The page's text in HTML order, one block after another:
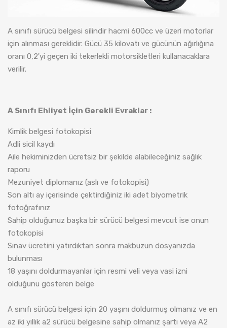
A sınıfı sürücü belgesi silindir hacmi 600cc ve üzeri motorlar
için alınması gereklidir. Gücü 35 kilovatı ve gücünün ağırlığına
oranı 0,2'yi geçen iki tekerlekli motorsikletleri kullanacaklara
verilir.
A Sınıfı Ehliyet İçin Gerekli Evraklar :
Kimlik belgesi fotokopisi
Adli sicil kaydı
Aile hekiminizden ücretsiz bir şekilde alabileceğiniz sağlık
raporu
Mezuniyet diplomanız (aslı ve fotokopisi)
Son altı ay içerisinde çektirdiğiniz iki adet biyometrik
fotoğrafınız
Sahip olduğunuz başka bir sürücü belgesi mevcut ise onun
fotokopisi
Sınav ücretini yatırdıktan sonra makbuzun dosyanızda
bulunması
18 yaşını doldurmayanlar için resmi veli veya vasi izni
olduğunu gösteren belge
A sınıfı sürücü belgesi için 20 yaşını doldurmuş olmanız ve en
az iki yıllık a2 sürücü belgesine sahip olmanız şartı veya A2